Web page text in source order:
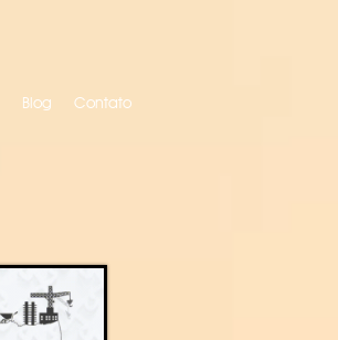
Blog Contato